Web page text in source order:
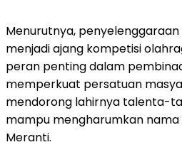
Menurutnya,
menjadi ajang kompetisi
peran penting dalam
memperkuat persatuan
mendorong lahirnya talenta-
mampu mengharumkan
Meranti.